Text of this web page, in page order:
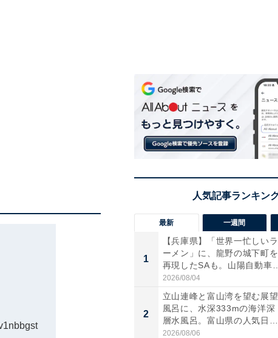
最新 一週間
1
【兵庫県】「世界一忙しいラ
ーメン」に、龍野の城下町を
再現したSAも。山陽自動車
道...
2026/08/04
2
立山連峰と富山湾を望む展望
風呂に、水深333mの海洋深
層水風呂。富山県の人気日
帰...
2026/08/06